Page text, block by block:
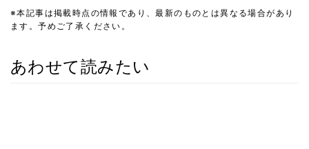
※本記事は掲載時点の情報であり、最新のものとは異なる場合があり
ます。予めご了承ください。
あわせて読みたい